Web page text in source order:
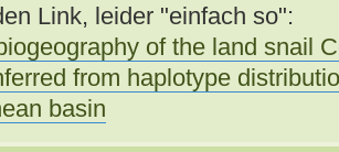
Link, leider "einfach so":
of the land snail
from haplotype
basin